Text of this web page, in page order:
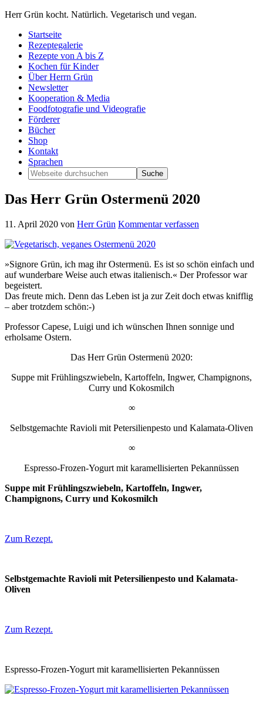
Herr Grün kocht. Natürlich. Vegetarisch und vegan.
Startseite
Rezeptegalerie
Rezepte von A bis Z
Kochen für Kinder
Über Herrn Grün
Newsletter
Kooperation & Media
Foodfotografie und Videografie
Förderer
Bücher
Shop
Kontakt
Sprachen
Das Herr Grün Ostermenü 2020
11. April 2020 von Herr Grün Kommentar verfassen
»Signore Grün, ich mag ihr Ostermenü. Es ist so schön einfach und
auf wunderbare Weise auch etwas italienisch.« Der Professor war
begeistert.
Das freute mich. Denn das Leben ist ja zur Zeit doch etwas knifflig
– aber trotzdem schön:-)
Professor Capese, Luigi und ich wünschen Ihnen sonnige und
erholsame Ostern.
Das Herr Grün Ostermenü 2020:
Suppe mit Frühlingszwiebeln, Kartoffeln, Ingwer, Champignons,
Curry und Kokosmilch
∞
Selbstgemachte Ravioli mit Petersilienpesto und Kalamata-Oliven
∞
Espresso-Frozen-Yogurt mit karamellisierten Pekannüssen
Suppe mit Frühlingszwiebeln, Kartoffeln, Ingwer,
Champignons, Curry und Kokosmilch
Zum Rezept.
Selbstgemachte Ravioli mit Petersilienpesto und Kalamata-
Oliven
Zum Rezept.
Espresso-Frozen-Yogurt mit karamellisierten Pekannüssen